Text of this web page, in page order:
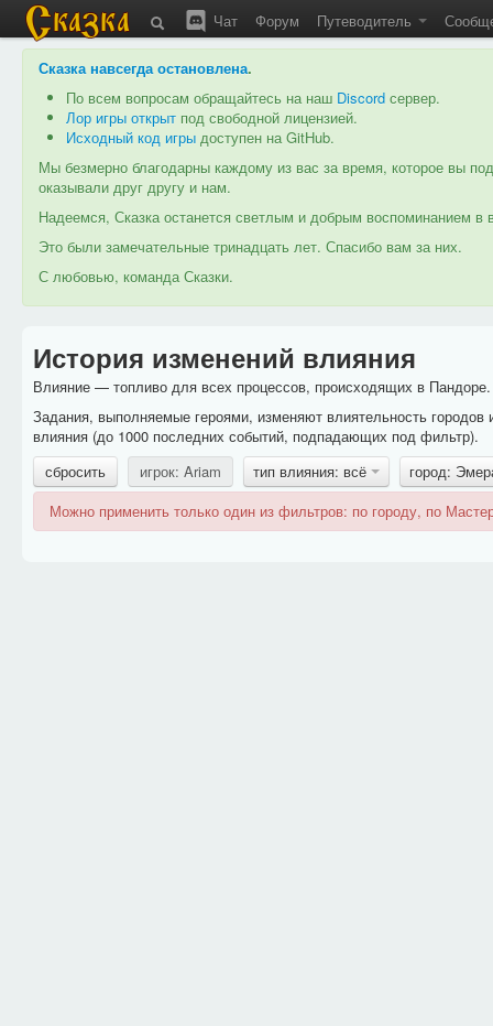
Чат Форум Путеводитель
Сказка навсегда остановлена.
По всем вопросам обращайтесь на наш Discord сервер.
Лор игры открыт под свободной лицензией.
Исходный код игры доступен на GitHub.
Мы безмерно благодарны каждому из вас за время, которое вы
оказывали друг другу и нам.
Надеемся, Сказка останется светлым и добрым воспоминанием
Это были замечательные тринадцать лет. Спасибо вам за них.
С любовью, команда Сказки.
История изменений влияния
Влияние — топливо для всех процессов, происходящих в
Задания, выполняемые героями, изменяют влиятельность
влияния (до 1000 последних событий, подпадающих под фильтр).
сбросить
игрок: Ariam тип влияния: всё
город:
Можно применить только один из фильтров: по городу, по